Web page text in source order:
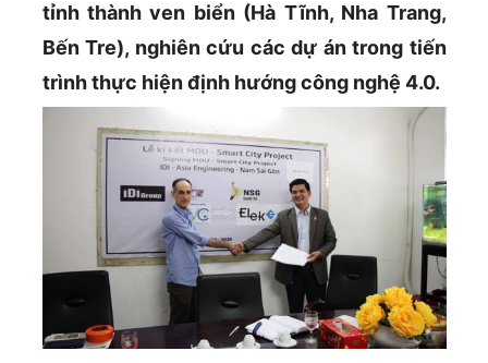
tỉnh thành ven biển (Hà Tĩnh, Nha Trang,
Bến Tre), nghiên cứu các dự án trong tiến
trình thực hiện định hướng công nghệ 4.0.